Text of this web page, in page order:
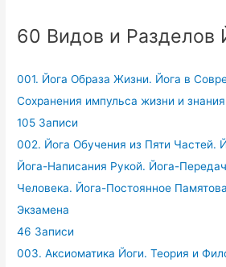
60 Видов и Разделов
001. Йога Образа Жизни. Йога в
Сохранения импульса жизни и
105 Записи
002. Йога Обучения из Пяти Частей.
Йога-Написания Рукой. Йога-
Человека. Йога-Постоянное
Экзамена
46 Записи
003. Аксиоматика Йоги. Теория и